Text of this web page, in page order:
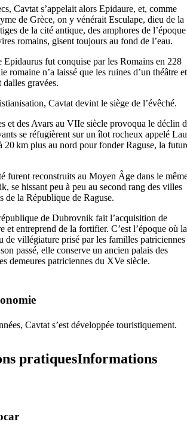
Cavtat s’appelait alors Epidaure, et, comme
de Grèce, on y vénérait Esculape, dieu de la
de la cité antique, des amphores de l’époque
romains, gisent toujours au fond de l’eau.
Epidaurus fut conquise par les Romains en 228
romaine n’a laissé que les ruines d’un théâtre et
dalles gravées.
Cavtat devint le siège de l’évêché.
et des Avars au VIIe siècle provoqua le déclin
se réfugièrent sur un îlot rocheux appelé
20 km plus au nord pour fonder Raguse, la
furent reconstruits au Moyen Âge dans le
, se hissant peu à peu au second rang des villes
de la République de Raguse.
de Dubrovnik fait l’acquisition de
et entreprend de la fortifier. C’est l’époque où la
de villégiature prisé par les familles patriciennes
passé, elle conserve un ancien palais des
demeures patriciennes du XVe siècle.
Cavtat s’est développée touristiquement.
Informations